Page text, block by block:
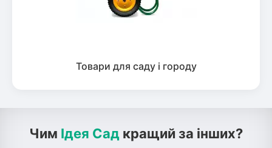
Товари для саду і городу
Чим Ідея Сад кращий за інших?